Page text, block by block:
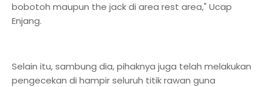
bobotoh maupun the jack di area rest area," Ucap
Enjang.
Selain itu, sambung dia, pihaknya juga telah melakukan
pengecekan di hampir seluruh titik rawan guna